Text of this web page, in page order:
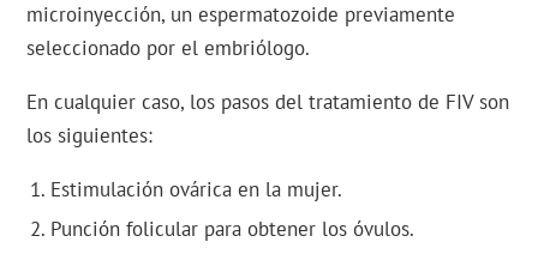
microinyección, un espermatozoide previamente
seleccionado por el embriólogo.
En cualquier caso, los pasos del tratamiento de FIV son
los siguientes:
Estimulación ovárica en la mujer.
Punción folicular para obtener los óvulos.